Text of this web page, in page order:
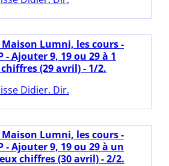
Maison Lumni, les cours -
- Ajouter 9, 19 ou 29 à 1
(29 avril) - 1/2.
Didier. Dir.
Maison Lumni, les cours -
- Ajouter 9, 19 ou 29 à un
chiffres (30 avril) - 2/2.